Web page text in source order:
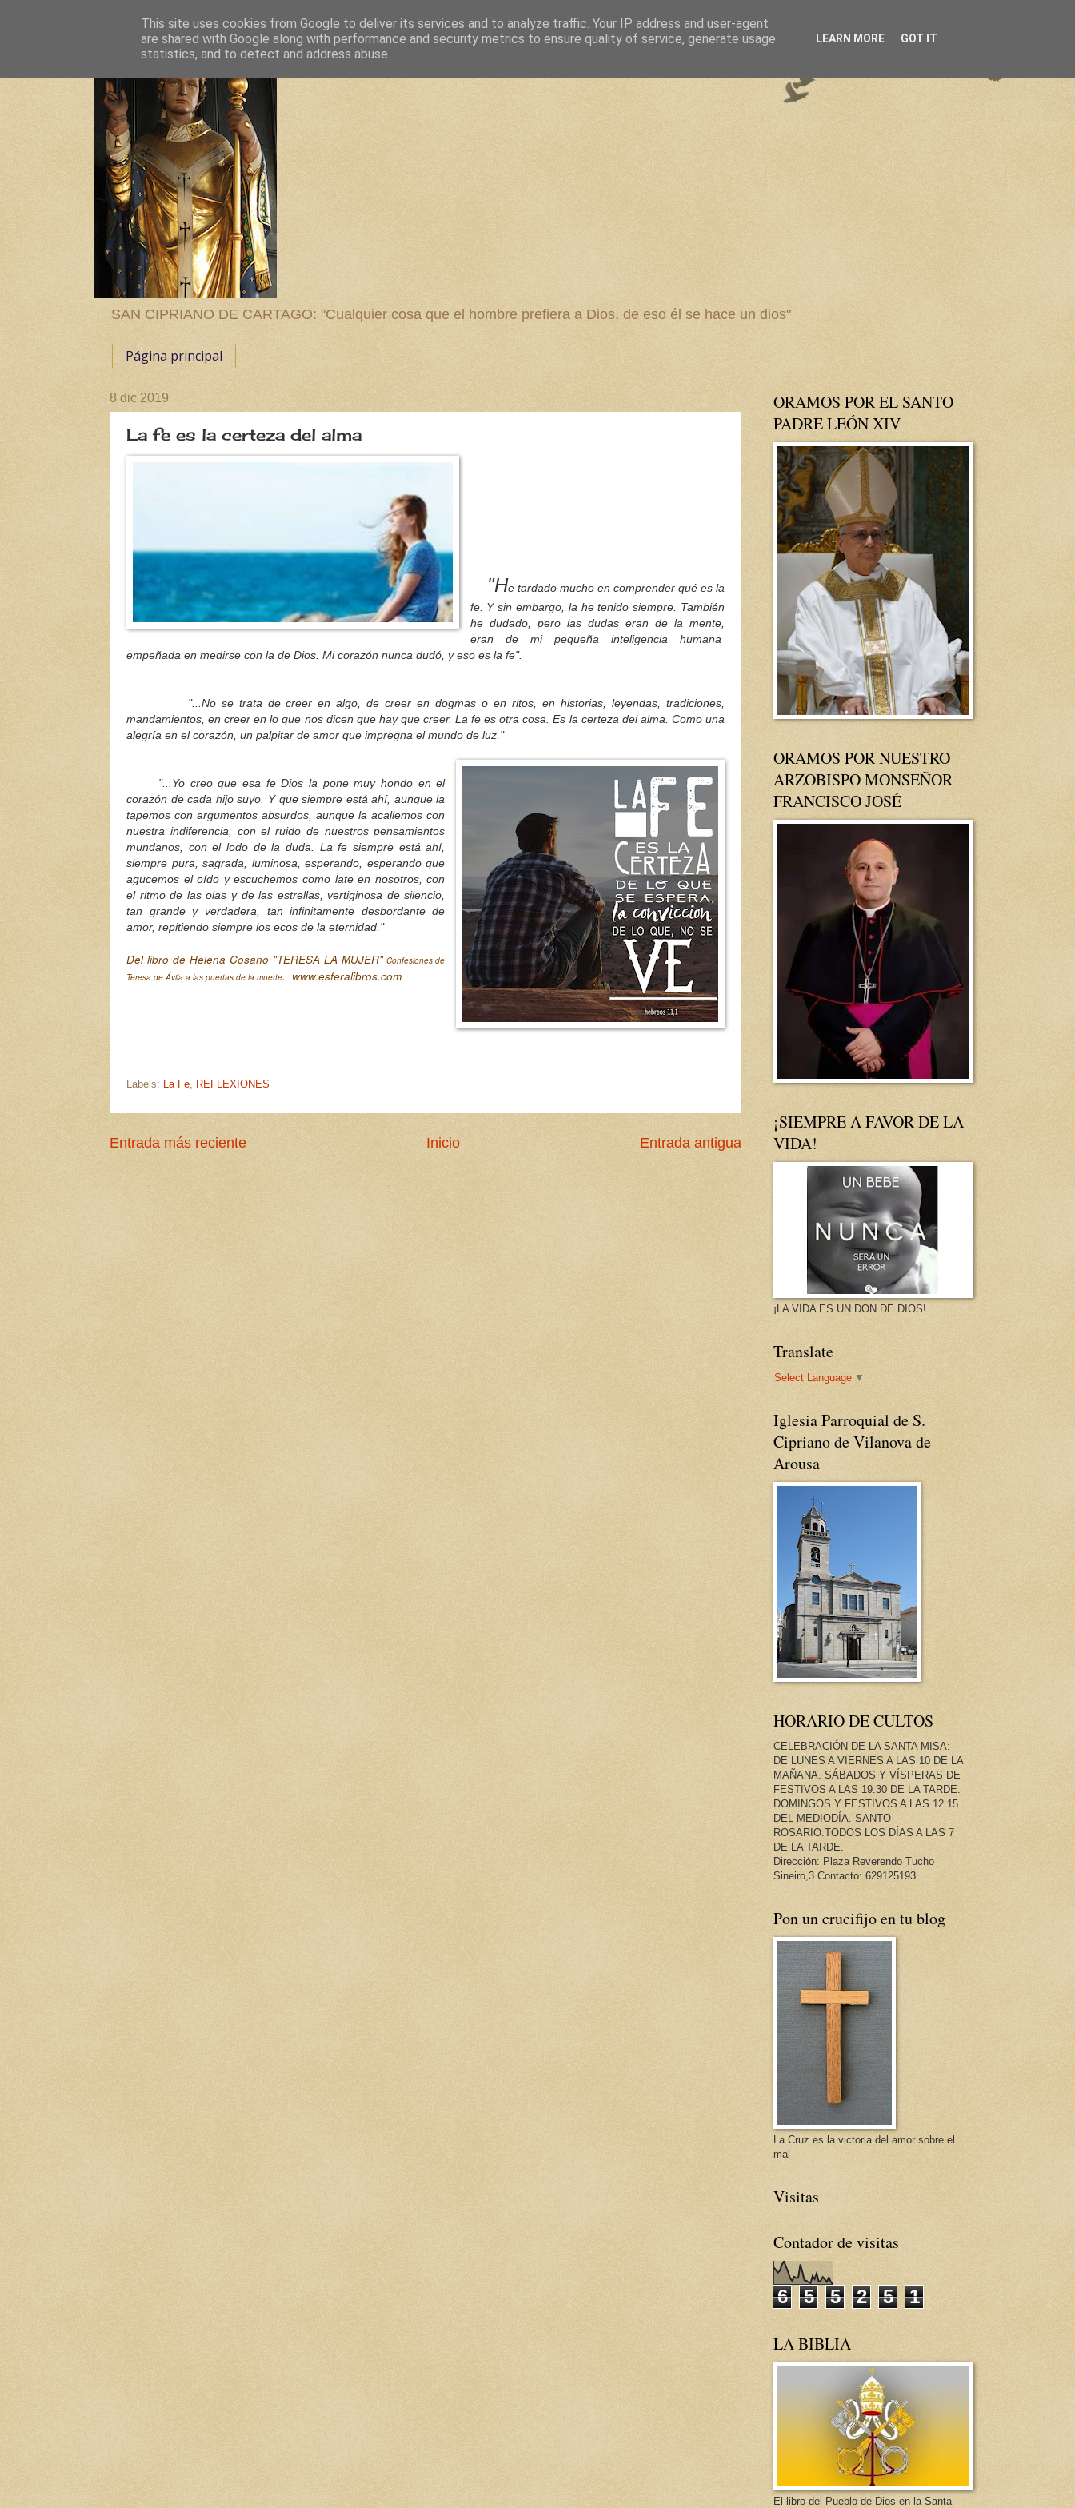
SAN CIPRIANO DE CARTAGO: "Cualquier cosa que el hombre prefiera a Dios, de eso él se hace un dios"
Página principal
8 dic 2019
La fe es la certeza del alma
"He tardado mucho en comprender qué es la
fe. Y sin embargo, la he tenido siempre. También
he dudado, pero las dudas eran de la mente,
eran de mi pequeña inteligencia humana
empeñada en medirse con la de Dios. Mi corazón nunca dudó, y eso es la fe".
"...No se trata de creer en algo, de creer en dogmas o en ritos, en historias, leyendas, tradiciones,
mandamientos, en creer en lo que nos dicen que hay que creer. La fe es otra cosa. Es la certeza del alma. Como una
alegría en el corazón, un palpitar de amor que impregna el mundo de luz."
"...Yo creo que esa fe Dios la pone muy hondo en el
corazón de cada hijo suyo. Y que siempre está ahí, aunque la
tapemos con argumentos absurdos, aunque la acallemos con
nuestra indiferencia, con el ruido de nuestros pensamientos
mundanos, con el lodo de la duda. La fe siempre está ahí,
siempre pura, sagrada, luminosa, esperando, esperando que
agucemos el oído y escuchemos como late en nosotros, con
el ritmo de las olas y de las estrellas, vertiginosa de silencio,
tan grande y verdadera, tan infinitamente desbordante de
amor, repitiendo siempre los ecos de la eternidad."
Del libro de Helena Cosano "TERESA LA MUJER"Confesiones de
Teresa de Ávila a las puertas de la muerte. www.esferalibros.com
Labels: La Fe, REFLEXIONES
Entrada más reciente Entrada antigua
Inicio
ORAMOS POR EL SANTO
PADRE LEÓN XIV
ORAMOS POR NUESTRO
ARZOBISPO MONSEÑOR
FRANCISCO JOSÉ
¡SIEMPRE A FAVOR DE LA
VIDA!
¡LA VIDA ES UN DON DE DIOS!
Translate
Select Language ▼
Iglesia Parroquial de S.
Cipriano de Vilanova de
Arousa
HORARIO DE CULTOS
CELEBRACIÓN DE LA SANTA MISA:
DE LUNES A VIERNES A LAS 10 DE LA
MAÑANA. SÁBADOS Y VÍSPERAS DE
FESTIVOS A LAS 19.30 DE LA TARDE.
DOMINGOS Y FESTIVOS A LAS 12.15
DEL MEDIODÍA. SANTO
ROSARIO:TODOS LOS DÍAS A LAS 7
DE LA TARDE.
Dirección: Plaza Reverendo Tucho
Sineiro,3 Contacto: 629125193
Pon un crucifijo en tu blog
La Cruz es la victoria del amor sobre el
mal
Visitas
Contador de visitas
6 5 5 2 5 1
LA BIBLIA
El libro del Pueblo de Dios en la Santa
This site uses cookies from Google to deliver its services and to analyze traffic. Your IP address and user-agent
are shared with Google along with performance and security metrics to ensure quality of service, generate usage
statistics, and to detect and address abuse.
LEARN MORE GOT IT